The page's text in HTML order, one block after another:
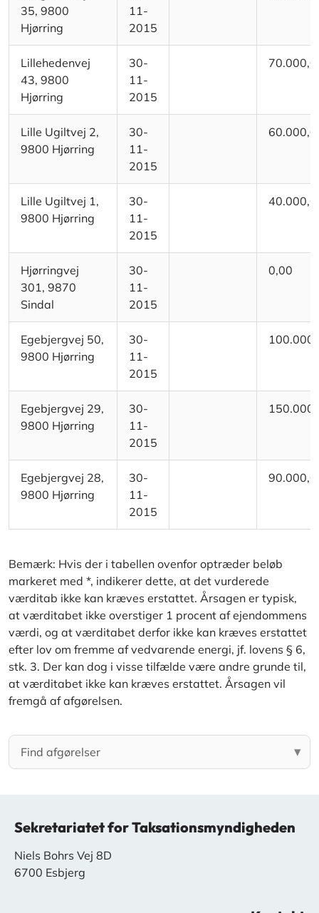
35, 9800
Hjørring
11-
2015
Lillehedenvej
43, 9800
Hjørring
30-
11-
2015
Lille Ugiltvej 2,
9800 Hjørring
30-
11-
2015
Lille Ugiltvej 1,
9800 Hjørring
30-
11-
2015
Hjørringvej
301, 9870
Sindal
30-
11-
2015
0,00
Egebjergvej 50,
9800 Hjørring
30-
11-
2015
Egebjergvej 29,
9800 Hjørring
30-
11-
2015
Egebjergvej 28,
9800 Hjørring
30-
11-
2015
Bemærk: Hvis der i tabellen ovenfor optræder beløb
markeret med *, indikerer dette, at det vurderede
værditab ikke kan kræves erstattet. Årsagen er typisk,
at værditabet ikke overstiger 1 procent af ejendommens
værdi, og at værditabet derfor ikke kan kræves erstattet
efter lov om fremme af vedvarende energi, jf. lovens § 6,
stk. 3. Der kan dog i visse tilfælde være andre grunde til,
at værditabet ikke kan kræves erstattet. Årsagen vil
fremgå af afgørelsen.
Sekretariatet for Taksationsmyndigheden
Niels Bohrs Vej 8D
6700 Esbjerg